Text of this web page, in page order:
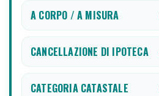
A CORPO / A MISURA
CANCELLAZIONE DI IPOTECA
CATEGORIA CATASTALE